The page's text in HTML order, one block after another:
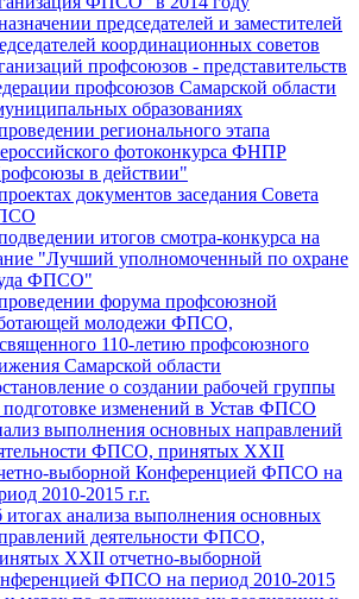
председателей и заместителей
координационных советов
профсоюзов - представительств
профсоюзов Самарской области
образованиях
регионального этапа
фотоконкурса ФНПР
в действии"
документов заседания Совета
итогов смотра-конкурса на
"Лучший уполномоченный по охране
ФПСО"
форума профсоюзной
молодежи ФПСО,
110-летию профсоюзного
Самарской области
о создании рабочей группы
подготовке изменений в Устав ФПСО
выполнения основных направлений
ФПСО, принятых XXII
выборной Конференцией ФПСО на
2010-2015 г.г.
анализа выполнения основных
деятельности ФПСО,
XXII отчетно-выборной
ФПСО на период 2010-2015